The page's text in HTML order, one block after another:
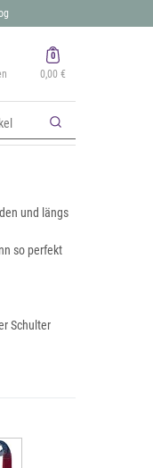
0
0,00 €
und längs
so perfekt
Schulter